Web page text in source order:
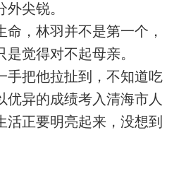
尖锐。
命，林羽并不是第一个，
觉得对不起母亲。
手把他拉扯到，不知道吃
优异的成绩考入清海市人
活正要明亮起来，没想到